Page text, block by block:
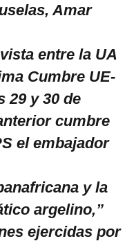
Amar
entre la UA
Cumbre UE-
29 y 30 de
cumbre
el embajador
y la
argelino,”
ejercidas por